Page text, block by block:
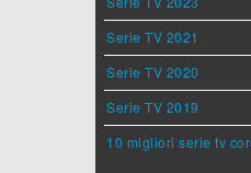
Serie TV 2021
Serie TV 2020
Serie TV 2019
10 migliori serie tv